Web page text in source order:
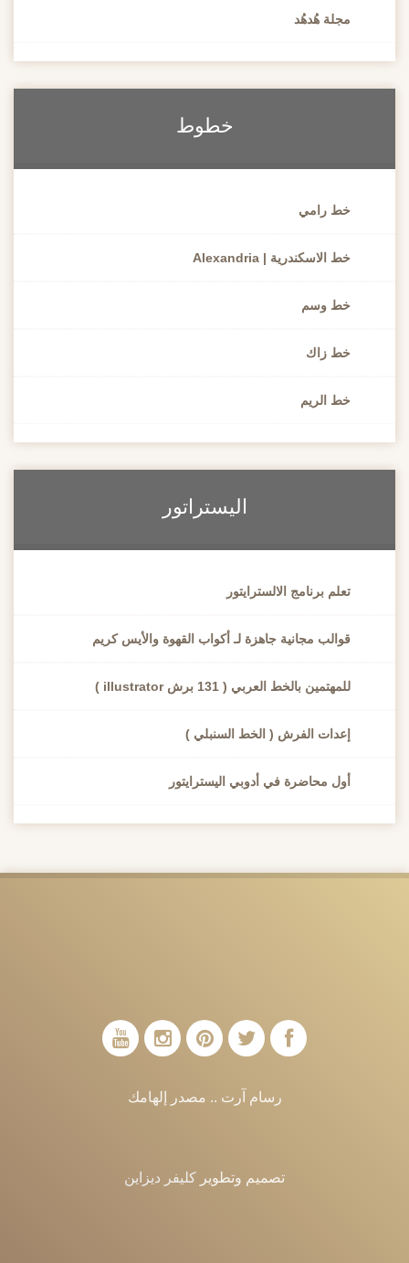
مجلة هُدهُد
خطوط
خط رامي
خط الاسكندرية | Alexandria
خط وسم
خط زاك
خط الريم
اليستراتور
تعلم برنامج الالسترايتور
قوالب مجانية جاهزة لـ أكواب القهوة والأيس كريم
للمهتمين بالخط العربي ( 131 برش illustrator )
إعدات الفرش ( الخط السنبلي )
أول محاضرة في أدوبي اليسترايتور
رسام آرت .. مصدر إلهامك
تصميم وتطوير كليفر ديزاين